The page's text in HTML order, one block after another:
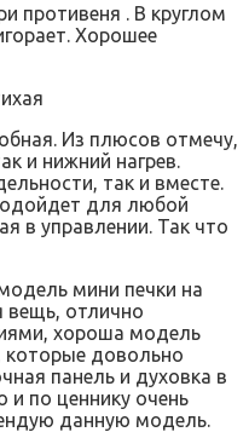
противеня . В круглом
Хорошее
Из плюсов отмечу,
и нижний нагрев.
так и вместе.
для любой
в управлении. Так что
мини печки на
вещь, отлично
хороша модель
которые довольно
панель и духовка в
по ценнику очень
данную модель.